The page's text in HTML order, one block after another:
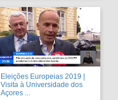
Eleições Europeias 2019 |
Visita à Universidade dos
Açores ...